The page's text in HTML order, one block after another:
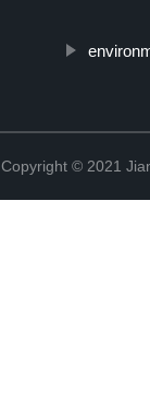
Copyright © 2021